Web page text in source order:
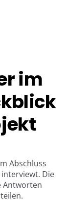
im
Abschluss
Die
Antworten